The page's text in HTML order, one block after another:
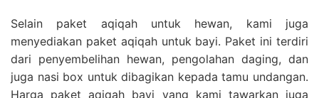
Selain paket aqiqah untuk hewan, kami juga
menyediakan paket aqiqah untuk bayi. Paket ini terdiri
dari penyembelihan hewan, pengolahan daging, dan
juga nasi box untuk dibagikan kepada tamu undangan.
Harga paket aqiqah bayi yang kami tawarkan juga